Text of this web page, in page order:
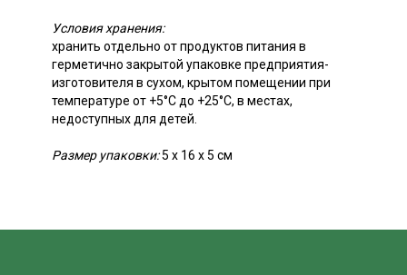
Условия хранения:
хранить отдельно от продуктов питания в
герметично закрытой упаковке предприятия-
изготовителя в сухом, крытом помещении при
температуре от +5°С до +25°С, в местах,
недоступных для детей.
Размер упаковки:5 x 16 x 5 см